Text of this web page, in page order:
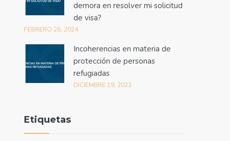
demora en resolver mi solicitud
de visa?
FEBRERO 26, 2024
Incoherencias en materia de
protección de personas
refugiadas
DICIEMBRE 19, 2023
Etiquetas